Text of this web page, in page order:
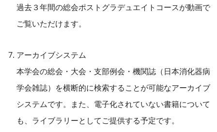
過去３年間の総会ポストグラデュエイトコースが動画で
ご覧いただけます。
アーカイブシステム
本学会の総会・大会・支部例会・機関誌（日本消化器病
学会雑誌）を横断的に検索することが可能なアーカイブ
システムです。また、電子化されていない書籍について
も、ライブラリーとしてご提供する予定です。